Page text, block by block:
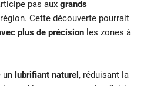
pas aux grands
Cette découverte pourrait
plus de précision les zones à
un lubrifiant naturel , réduisant la